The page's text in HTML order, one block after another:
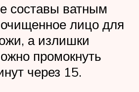
составы ватным
лицо для
а излишки
промокнуть
через 15.